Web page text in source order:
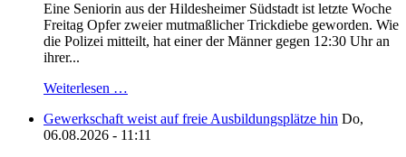
Eine Seniorin aus der Hildesheimer Südstadt ist letzte Woche
Freitag Opfer zweier mutmaßlicher Trickdiebe geworden. Wie
die Polizei mitteilt, hat einer der Männer gegen 12:30 Uhr an
ihrer...
Weiterlesen …
Gewerkschaft weist auf freie Ausbildungsplätze hin Do,
06.08.2026 - 11:11